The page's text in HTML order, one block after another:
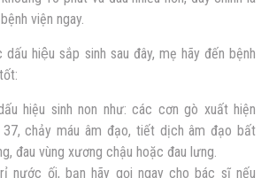
viện ngay.
hiệu sắp sinh sau đây, mẹ hãy đến bệnh
hiệu sinh non như: các cơn gò xuất hiện
chảy máu âm đạo, tiết dịch âm đạo bất
đau vùng xương chậu hoặc đau lưng.
nước ối, bạn hãy gọi ngay cho bác sĩ nếu